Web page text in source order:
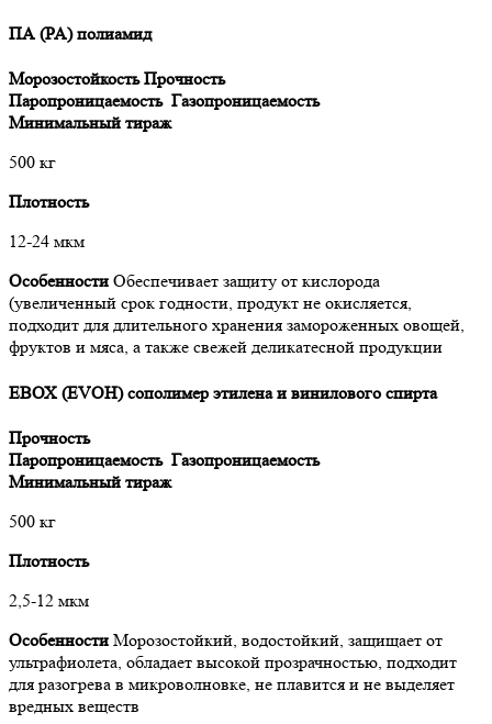
ПА (PA) полиамид
Морозостойкость Прочность
Паропроницаемость Газопроницаемость
Минимальный тираж
500 кг
Плотность
12-24 мкм
Особенности Обеспечивает защиту от кислорода
(увеличенный срок годности, продукт не окисляется,
подходит для длительного хранения замороженных овощей,
фруктов и мяса, а также свежей деликатесной продукции
ЕВОХ (EVOH) сополимер этилена и винилового спирта
Прочность
Паропроницаемость Газопроницаемость
Минимальный тираж
500 кг
Плотность
2,5-12 мкм
Особенности Морозостойкий, водостойкий, защищает от
ультрафиолета, обладает высокой прозрачностью, подходит
для разогрева в микроволновке, не плавится и не выделяет
вредных веществ